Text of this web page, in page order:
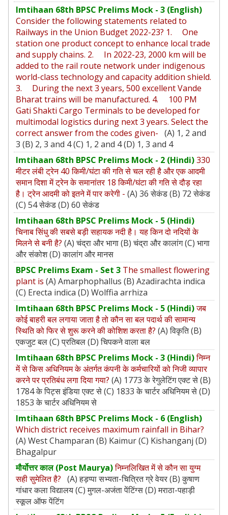
Imtihaan 68th BPSC Prelims Mock - 3 (English)
Consider the following statements related to
Railways in the Union Budget 2022-23? 1. One
station one product concept to enhance local trade
and supply chains. 2. In 2022-23, 2000 km will be
added to the rail route network under indigenous
world-class technology and capacity addition shield.
3. During the next 3 years, 500 excellent Vande
Bharat trains will be manufactured. 4. 100 PM
Gati Shakti Cargo Terminals to be developed for
multimodal logistics during next 3 years. Select the
correct answer from the codes given- (A) 1, 2 and
3 (B) 2, 3 and 4 (C) 1, 2 and 4 (D) 1, 3 and 4
Imtihaan 68th BPSC Prelims Mock - 2 (Hindi)330
मीटर लंबी ट्रेन 40 किमी/घंटा की गति से चल रही है और एक आदमी
समान दिशा में ट्रेन के समानांतर 18 किमी/घंटा की गति से दौड़ रहा
है। ट्रेन आदमी को इतने में पार करेगी - (A) 36 सेकंड (B) 72 सेकंड
(C) 54 सेकंड (D) 60 सेकंड
Imtihaan 68th BPSC Prelims Mock - 5 (Hindi)
चिनाब सिंधु की सबसे बड़ी सहायक नदी है। यह किन दो नदियों के
मिलने से बनी है? (A) चंद्रा और भागा (B) चंद्रा और कालांग (C) भागा
और संकोश (D) कालांग और मानस
BPSC Prelims Exam - Set 3 The smallest flowering
plant is (A) Amarphophallus (B) Azadirachta indica
(C) Erecta indica (D) Wolffia arrhiza
Imtihaan 68th BPSC Prelims Mock - 5 (Hindi)जब
कोई बाहरी बल लगाया जाता है तो कौन सा बल पदार्थ की सामान्य
स्थिति को फिर से शुरू करने की कोशिश करता है? (A) विकृति (B)
एकजुट बल (C) प्रतिबल (D) चिपकने वाला बल
Imtihaan 68th BPSC Prelims Mock - 3 (Hindi)निम्न
में से किस अधिनियम के अंतर्गत कंपनी के कर्मचारियों को निजी व्यापार
करने पर प्रतिबंध लगा दिया गया? (A) 1773 के रेगुलेटिंग एक्ट से (B)
1784 के पिट्स इंडिया एक्ट से (C) 1833 के चार्टर अधिनियम से (D)
1853 के चार्टर अधिनियम से
Imtihaan 68th BPSC Prelims Mock - 6 (English)
Which district receives maximum rainfall in Bihar?
(A) West Champaran (B) Kaimur (C) Kishanganj (D)
Bhagalpur
मौर्योत्तर काल (Post Maurya)निम्नलिखित में से कौन सा युग्म
सही सुमेलित है? (A) हड़प्पा सभ्यता-चित्रित ग्रे वेयर (B) कुषाण
गांधार कला विद्यालय (C) मुगल-अजंता पेंटिंग्स (D) मराठा-पहाड़ी
स्कूल ऑफ पेंटिंग